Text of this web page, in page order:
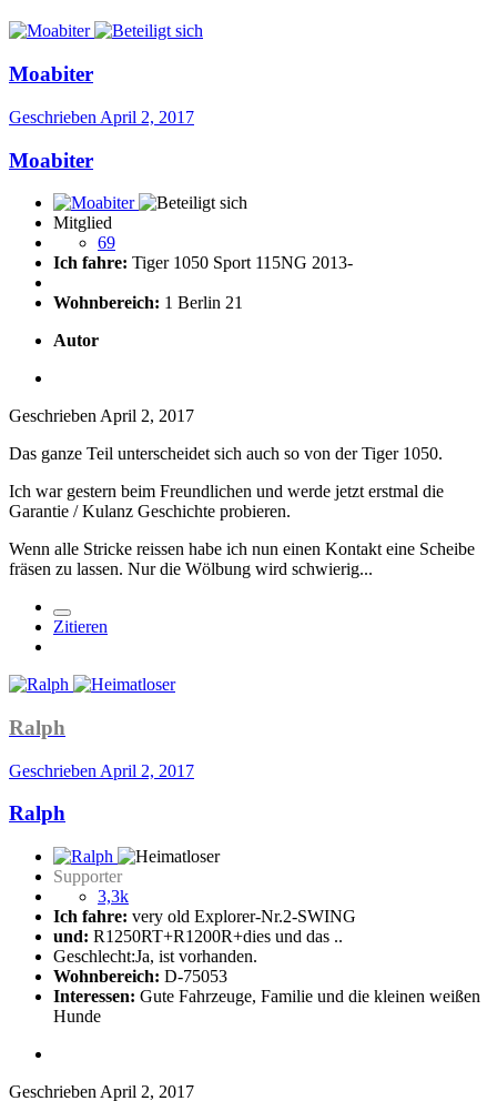
Moabiter
Geschrieben April 2, 2017
Moabiter
Mitglied
69
Ich fahre: Tiger 1050 Sport 115NG 2013-
Wohnbereich: 1 Berlin 21
Autor
Geschrieben April 2, 2017
Das ganze Teil unterscheidet sich auch so von der Tiger 1050.
Ich war gestern beim Freundlichen und werde jetzt erstmal die
Garantie / Kulanz Geschichte probieren.
Wenn alle Stricke reissen habe ich nun einen Kontakt eine Scheibe
fräsen zu lassen. Nur die Wölbung wird schwierig...
Zitieren
Ralph
Geschrieben April 2, 2017
Ralph
Supporter
3,3k
Ich fahre: very old Explorer-Nr.2-SWING
und: R1250RT+R1200R+dies und das ..
Geschlecht:Ja, ist vorhanden.
Wohnbereich: D-75053
Interessen: Gute Fahrzeuge, Familie und die kleinen weißen
Hunde
Geschrieben April 2, 2017